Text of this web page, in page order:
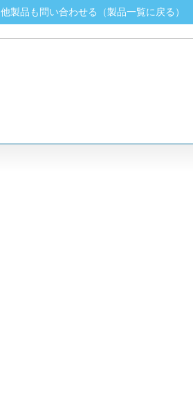
他製品も問い合わせる（製品一覧に戻る）